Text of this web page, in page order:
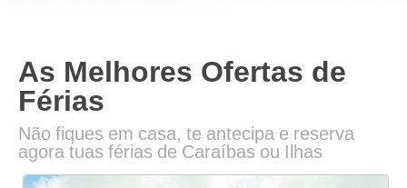
As Melhores Ofertas de
Férias
Não fiques em casa, te antecipa e reserva
agora tuas férias de Caraíbas ou Ilhas